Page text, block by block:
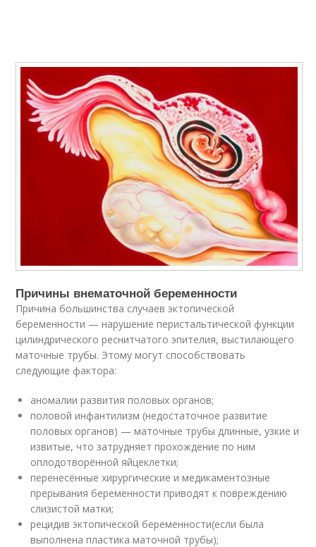
Причины внематочной беременности
Причина большинства случаев эктопической
беременности — нарушение перистальтической функции
цилиндрического реснитчатого эпителия, выстилающего
маточные трубы. Этому могут способствовать
следующие фактора:
аномалии развития половых органов;
половой инфантилизм (недостаточное развитие
половых органов) — маточные трубы длинные, узкие и
извитые, что затрудняет прохождение по ним
оплодотворённой яйцеклетки;
перенесённые хирургические и медикаментозные
прерывания беременности приводят к повреждению
слизистой матки;
рецидив эктопической беременности(если была
выполнена пластика маточной трубы);